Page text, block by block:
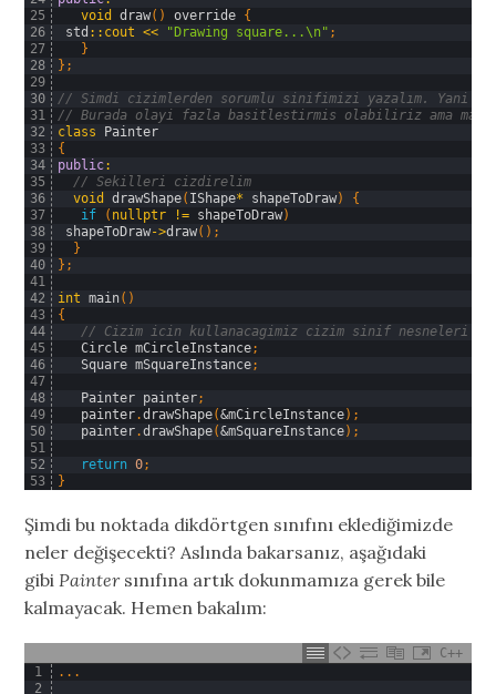
25
26
27
28
29
30
31
32
33
34
35
36
37
38
39
40
41
42
43
44
45
46
47
48
49
50
51
52
53
void
draw( ) override {
std :: cout << "Drawing square...\n" ;
}
} ;
// Simdi cizimlerden sorumlu sinifimizi yazalım. Yani
// Burada olayi fazla basitlestirmis olabiliriz ama mantik
class
Painter
{
public:
// Sekilleri cizdirelim
void
drawShape( IShape* shapeToDraw)
{
if
( nullptr != shapeToDraw)
shapeToDraw->draw( ) ;
}
} ;
int main( )
{
// Cizim icin kullanacagimiz cizim sinif nesneleri
Circle mCircleInstance;
Square mSquareInstance;
Painter painter;
painter.drawShape(&mCircleInstance) ;
painter.drawShape(&mSquareInstance) ;
return 0;
}
Şimdi bu noktada dikdörtgen sınıfını eklediğimizde
neler değişecekti? Aslında bakarsanız, aşağıdaki
gibiPainter sınıfına artık dokunmamıza gerek bile
kalmayacak. Hemen bakalım:
C++
1
2
. . .